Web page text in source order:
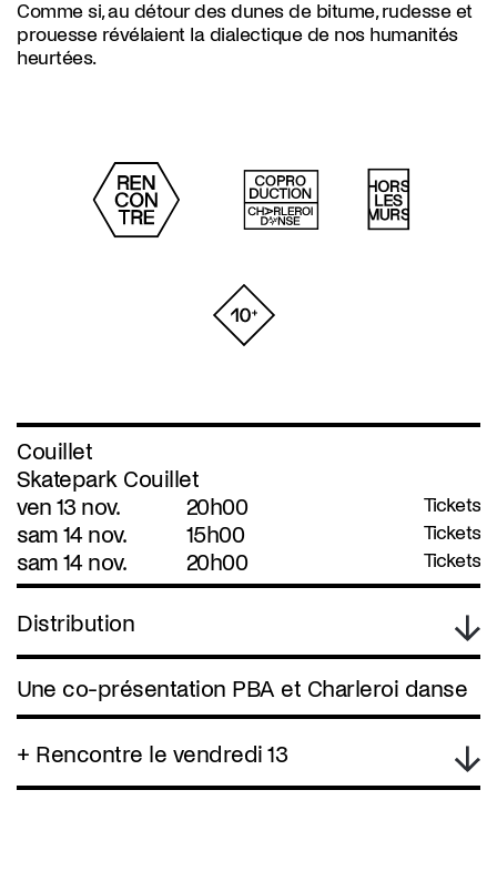
Comme si, au détour des dunes de bitume, rudesse et
prouesse révélaient la dialectique de nos humanités
heurtées.
Couillet
Skatepark Couillet
ven 13 nov.
20h00 Tickets
sam 14 nov. 15h00 Tickets
sam 14 nov. 20h00 Tickets
Distribution
Une co-présentation PBA et Charleroi danse
+ Rencontre le vendredi 13